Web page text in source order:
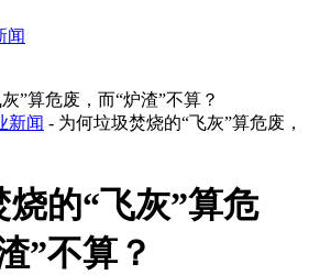
闻
新闻 - 为何垃圾焚烧的“飞灰”算危废，
烧的“飞灰”算危
”不算？